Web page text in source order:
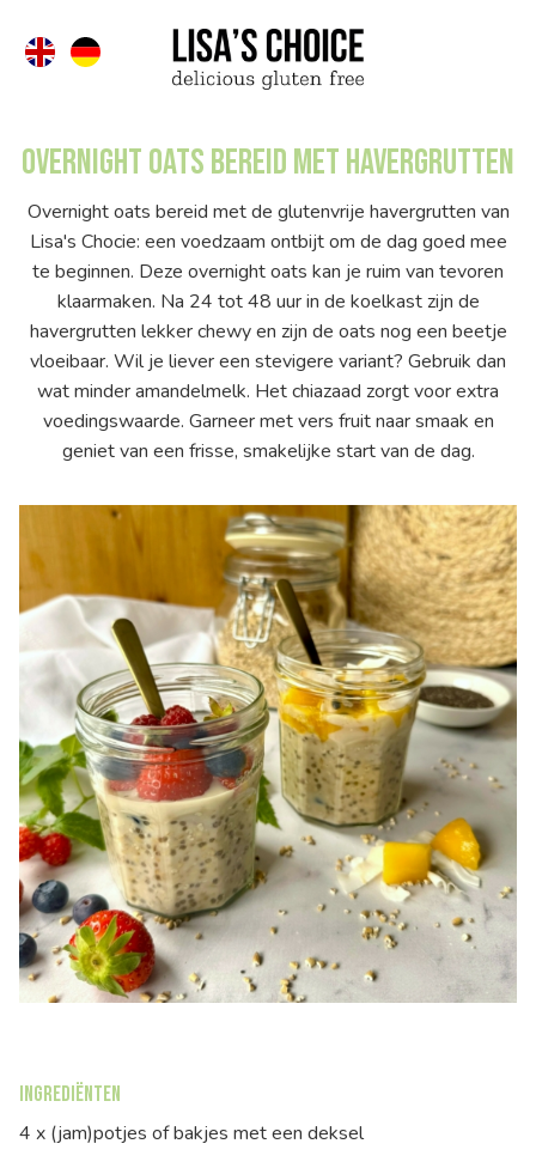
Overnight oats bereid met havergrutten
Overnight oats bereid met de glutenvrije havergrutten van
Lisa's Chocie: een voedzaam ontbijt om de dag goed mee
te beginnen. Deze overnight oats kan je ruim van tevoren
klaarmaken. Na 24 tot 48 uur in de koelkast zijn de
havergrutten lekker chewy en zijn de oats nog een beetje
vloeibaar. Wil je liever een stevigere variant? Gebruik dan
wat minder amandelmelk. Het chiazaad zorgt voor extra
voedingswaarde. Garneer met vers fruit naar smaak en
geniet van een frisse, smakelijke start van de dag.
Ingrediënten
4 x (jam)potjes of bakjes met een deksel